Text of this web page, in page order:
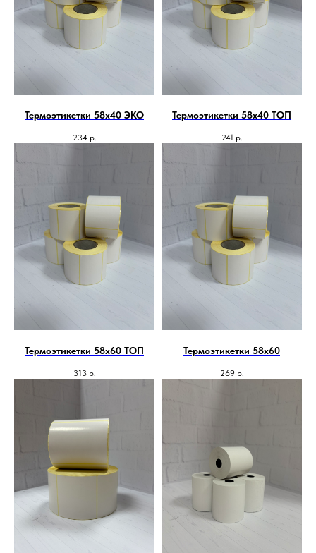
Термоэтикетки 58х40 ЭКО
234 р.
Термоэтикетки 58х40 ТОП
241 р.
Термоэтикетки 58х60 ТОП
313 р.
Термоэтикетки 58х60
269 р.